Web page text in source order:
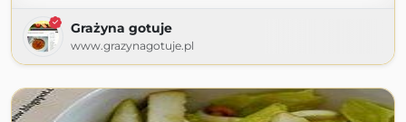
Grażyna gotuje
www.grazynagotuje.pl